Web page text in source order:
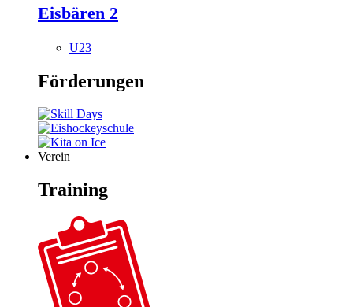
Eisbären 2
U23
Förderungen
Verein
Training